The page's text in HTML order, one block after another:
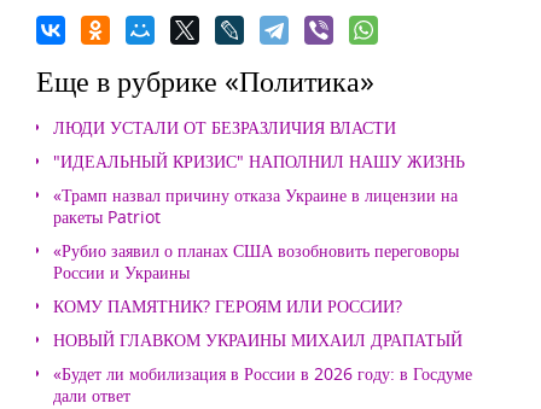
Еще в рубрике «Политика»
ЛЮДИ УСТАЛИ ОТ БЕЗРАЗЛИЧИЯ ВЛАСТИ
"ИДЕАЛЬНЫЙ КРИЗИС" НАПОЛНИЛ НАШУ ЖИЗНЬ
«Трамп назвал причину отказа Украине в лицензии на
ракеты Patriot
«Рубио заявил о планах США возобновить переговоры
России и Украины
КОМУ ПАМЯТНИК? ГЕРОЯМ ИЛИ РОССИИ?
НОВЫЙ ГЛАВКОМ УКРАИНЫ МИХАИЛ ДРАПАТЫЙ
«Будет ли мобилизация в России в 2026 году: в Госдуме
дали ответ